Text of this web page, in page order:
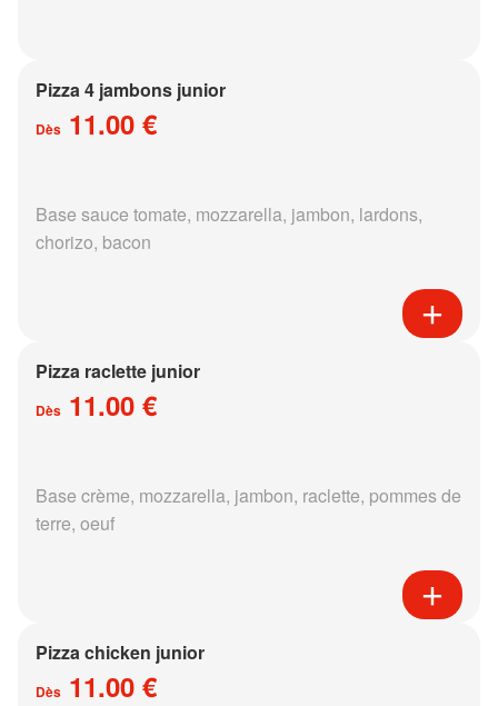
Pizza 4 jambons junior
Dès 11.00 €
Base sauce tomate, mozzarella, jambon, lardons,
chorizo, bacon
Pizza raclette junior
Dès 11.00 €
Base crème, mozzarella, jambon, raclette, pommes de
terre, oeuf
Pizza chicken junior
Dès 11.00 €